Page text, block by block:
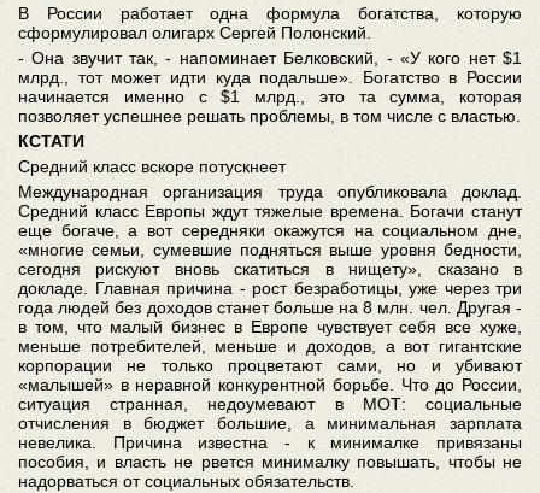
В России работает одна формула богатства, которую
сформулировал олигарх Сергей Полонский.
- Она звучит так, - напоминает Белковский, - «У кого нет $1
млрд., тот может идти куда подальше». Богатство в России
начинается именно с $1 млрд., это та сумма, которая
позволяет успешнее решать проблемы, в том числе с властью.
КСТАТИ
Средний класс вскоре потускнеет
Международная организация труда опубликовала доклад.
Средний класс Европы ждут тяжелые времена. Богачи станут
еще богаче, а вот середняки окажутся на социальном дне,
«многие семьи, сумевшие подняться выше уровня бедности,
сегодня рискуют вновь скатиться в нищету», сказано в
докладе. Главная причина - рост безработицы, уже через три
года людей без доходов станет больше на 8 млн. чел. Другая -
в том, что малый бизнес в Европе чувствует себя все хуже,
меньше потребителей, меньше и доходов, а вот гигантские
корпорации не только процветают сами, но и убивают
«малышей» в неравной конкурентной борьбе. Что до России,
ситуация странная, недоумевают в МОТ: социальные
отчисления в бюджет большие, а минимальная зарплата
невелика. Причина известна - к минималке привязаны
пособия, и власть не рвется минималку повышать, чтобы не
надорваться от социальных обязательств.